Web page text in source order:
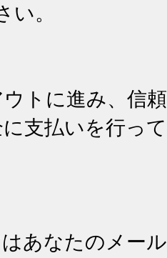
。
トに進み、信頼
支払いを行って
あなたのメール